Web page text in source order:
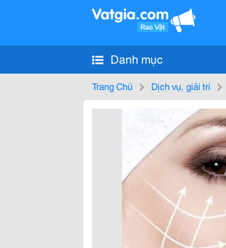
Danh mục
Trang Chủ Dịch vụ, giải trí